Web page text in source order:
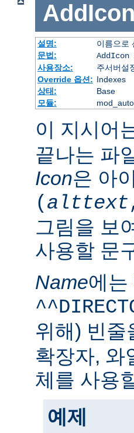
AddIcon
설명:
이름으로
문법:
AddIcon
사용장소:
주서버설
Override 옵션: Indexes
상태:
Base
모듈:
이 지시어
끝나는 파
Icon은 아
( alttext
그림을 보
사용할 문
Name에는
위해) 빈줄
확장자, 와
체를 사용
예제